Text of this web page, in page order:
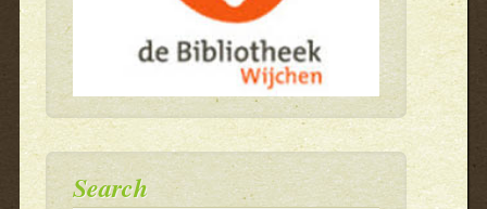
Search